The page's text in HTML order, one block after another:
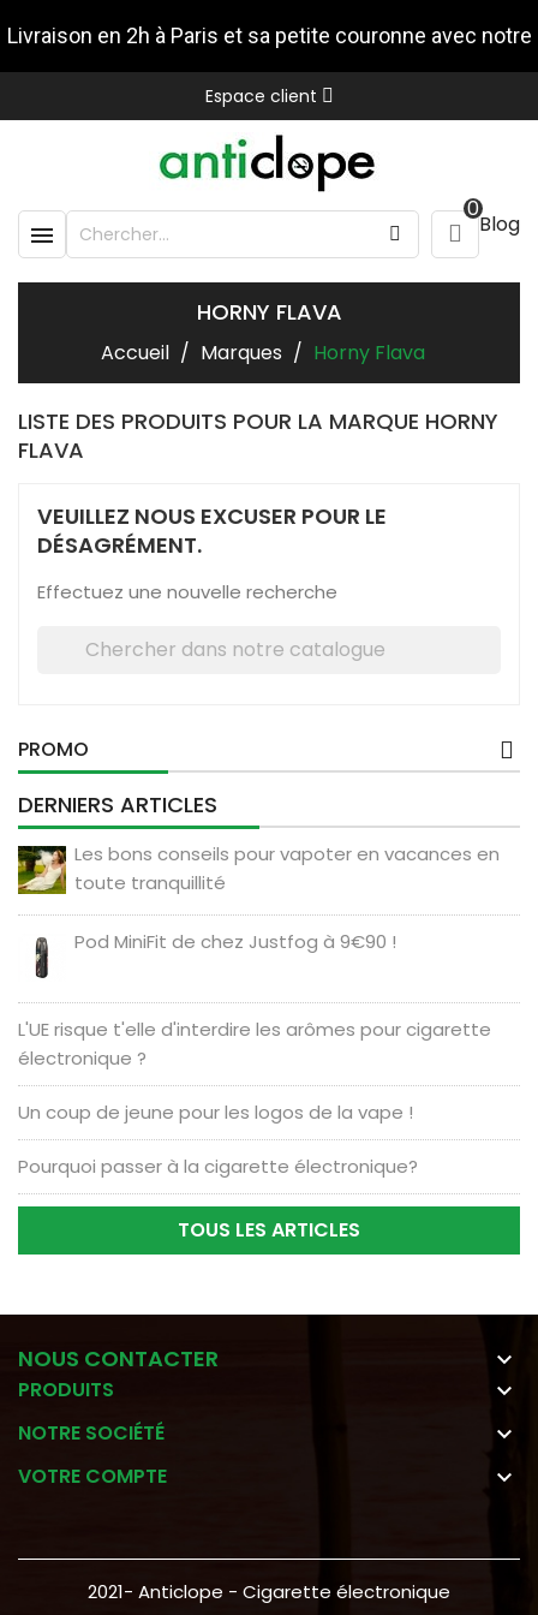
Livraison en 2h à Paris et sa petite couronne avec notre
partenaire Stuart
Espace client

0
Blog
HORNY FLAVA
Accueil Marques Horny Flava
LISTE DES PRODUITS POUR LA MARQUE HORNY
FLAVA
VEUILLEZ NOUS EXCUSER POUR LE
DÉSAGRÉMENT.
Effectuez une nouvelle recherche
PROMO
DERNIERS ARTICLES
Les bons conseils pour vapoter en vacances en
toute tranquillité
Pod MiniFit de chez Justfog à 9€90 !
L'UE risque t'elle d'interdire les arômes pour cigarette
électronique ?
Un coup de jeune pour les logos de la vape !
Pourquoi passer à la cigarette électronique?
TOUS LES ARTICLES
NOUS CONTACTER 
PRODUITS 
NOTRE SOCIÉTÉ 
VOTRE COMPTE 
2021- Anticlope - Cigarette électronique